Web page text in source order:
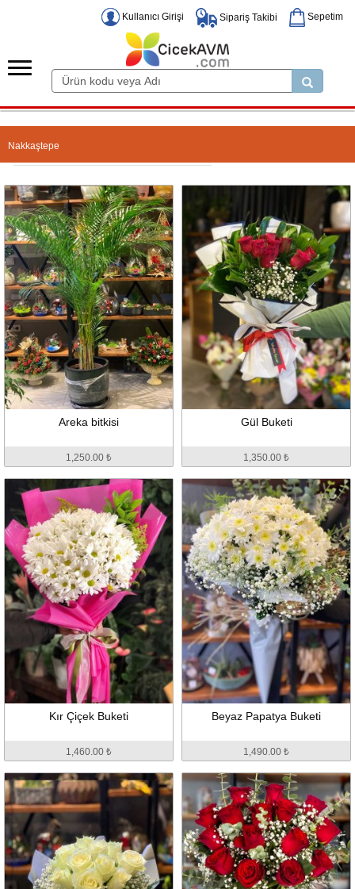
Kullanıcı Girişi Sipariş Takibi Sepetim
Nakkaştepe
Areka bitkisi
1,250.00 ₺
Gül Buketi
1,350.00 ₺
Kır Çiçek Buketi
1,460.00 ₺
Beyaz Papatya Buketi
1,490.00 ₺